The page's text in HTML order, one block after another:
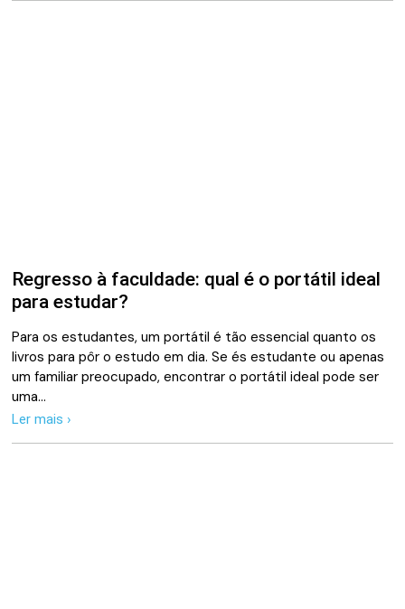
Regresso à faculdade: qual é o portátil ideal
para estudar?
Para os estudantes, um portátil é tão essencial quanto os
livros para pôr o estudo em dia. Se és estudante ou apenas
um familiar preocupado, encontrar o portátil ideal pode ser
uma…
Ler mais ›